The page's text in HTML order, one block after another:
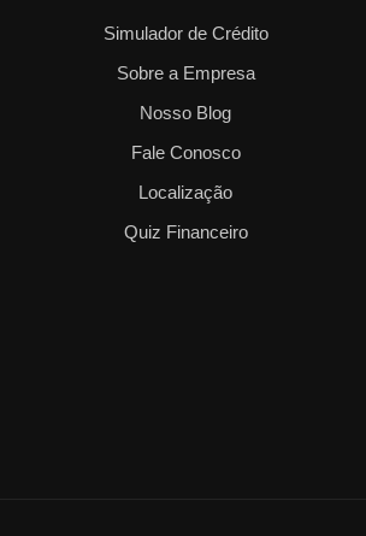
Simulador de Crédito
Sobre a Empresa
Nosso Blog
Fale Conosco
Localização
Quiz Financeiro